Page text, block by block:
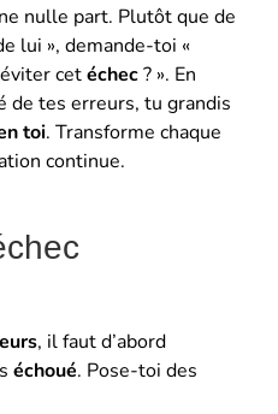
nulle part. Plutôt que de
lui », demande-toi «
cetéchec? ». En
de tes erreurs, tu grandis
toi. Transforme chaque
continue.
, il faut d’abord
échoué. Pose-toi des